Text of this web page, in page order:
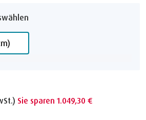
Sie sparen 1.049,30 €